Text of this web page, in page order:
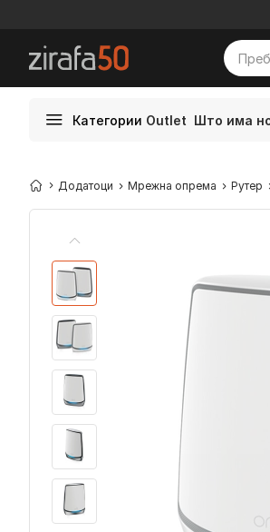
Категории Outlet Што има
Додатоци Мрежна опрема Рутер